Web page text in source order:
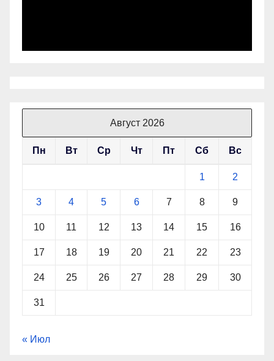
Август 2026
Пн Вт Ср Чт Пт Сб Вс
1 2
3 4 5 6 7 8 9
10 11 12 13 14 15 16
17 18 19 20 21 22 23
24 25 26 27 28 29 30
31
« Июл